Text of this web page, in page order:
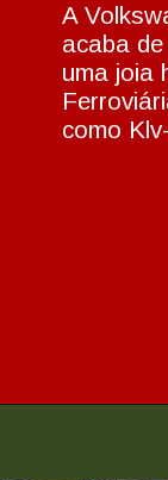
A
acaba
uma joia
como